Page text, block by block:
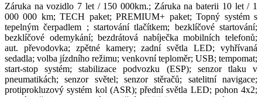
Záruka na vozidlo 7 let / 150 000km.; Záruka na baterii 10 let / 1
000 000 km; TECH paket; PREMIUM+ paket; Topný systém s
tepelným čerpadlem ; startování tlačítkem; bezklíčové startování;
bezklíčové odemykání; bezdrátová nabíječka mobilních telefonů;
aut. převodovka; zpětné kamery; zadní světla LED; vyhřívaná
sedadla; volba jízdního režimu; venkovní teploměr; USB; tempomat;
start-stop systém; stabilizace podvozku (ESP); senzor tlaku v
pneumatikách; senzor světel; senzor stěračů; satelitní navigace;
protiprokluzový systém kol (ASR); přední světla LED; pohon 4x2;